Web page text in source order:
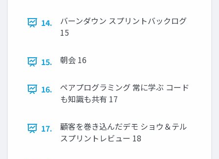
14.
バーンダウン スプリントバックログ
15
15. 朝会 16
16.
ペアプログラミング 常に学ぶ コード
も知識も共有 17
17.
顧客を巻き込んだデモ ショウ＆テル
スプリントレビュー 18